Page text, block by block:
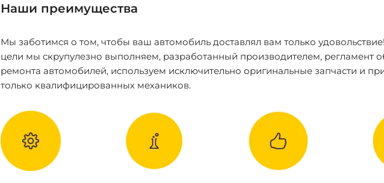
Наши преимущества
Мы заботимся о том, чтобы ваш автомобиль доставлял вам только
цели мы скрупулезно выполняем, разработанный производителем, регламент
ремонта автомобилей, используем исключительно оригинальные запчасти и
только квалифицированных механиков.